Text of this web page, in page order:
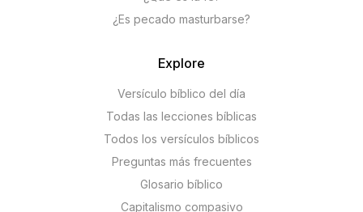
¿Es pecado masturbarse?
Explore
Versículo bíblico del día
Todas las lecciones bíblicas
Todos los versículos bíblicos
Preguntas más frecuentes
Glosario bíblico
Capitalismo compasivo